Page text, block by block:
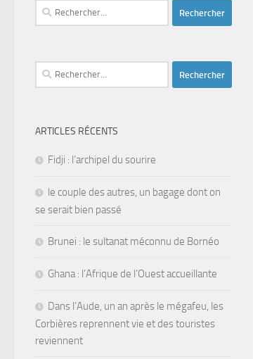
Rechercher :
Rechercher :
ARTICLES RÉCENTS
Fidji : l’archipel du sourire
le couple des autres, un bagage dont on
se serait bien passé
Brunei : le sultanat méconnu de Bornéo
Ghana : l’Afrique de l’Ouest accueillante
Dans l’Aude, un an après le mégafeu, les
Corbières reprennent vie et des touristes
reviennent